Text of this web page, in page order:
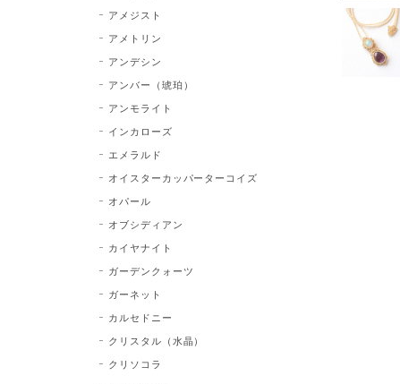
アメジスト
アメトリン
アンデシン
アンバー（琥珀）
アンモライト
インカローズ
エメラルド
オイスターカッパーターコイズ
オパール
オブシディアン
カイヤナイト
ガーデンクォーツ
ガーネット
カルセドニー
クリスタル（水晶）
クリソコラ